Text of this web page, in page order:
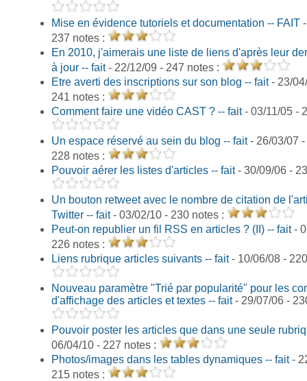
Mise en évidence tutoriels et documentation -- FAIT
237 notes :
En 2010, j'aimerais une liste de liens d'après leur
à jour -- fait- 22/12/09 - 247 notes :
Etre averti des inscriptions sur son blog -- fait- 23/
241 notes :
Comment faire une vidéo CAST ? -- fait- 03/11/05 -
Un espace réservé au sein du blog -- fait- 26/03/07 -
228 notes :
Pouvoir aérer les listes d'articles -- fait- 30/09/06 -
Un bouton retweet avec le nombre de citation de
Twitter -- fait- 03/02/10 - 230 notes :
Peut-on republier un fil RSS en articles ? (II) -- fait-
226 notes :
Liens rubrique articles suivants -- fait- 10/06/08 -
Nouveau paramètre "Trié par popularité" pour les
d'affichage des articles et textes -- fait- 29/07/06 -
Pouvoir poster les articles que dans une seule
06/04/10 - 227 notes :
Photos/images dans les tables dynamiques -- fait-
215 notes :